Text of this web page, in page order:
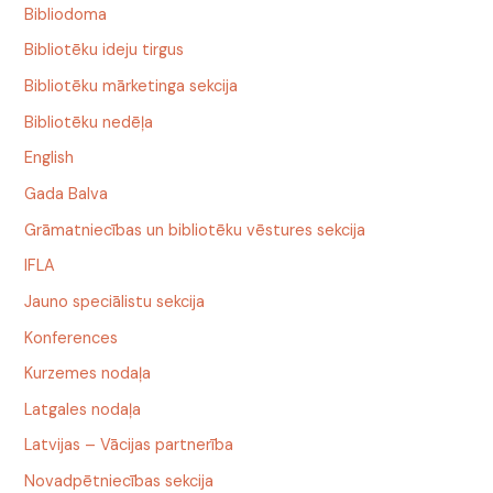
Bibliodoma
Bibliotēku ideju tirgus
Bibliotēku mārketinga sekcija
Bibliotēku nedēļa
English
Gada Balva
Grāmatniecības un bibliotēku vēstures sekcija
IFLA
Jauno speciālistu sekcija
Konferences
Kurzemes nodaļa
Latgales nodaļa
Latvijas – Vācijas partnerība
Novadpētniecības sekcija